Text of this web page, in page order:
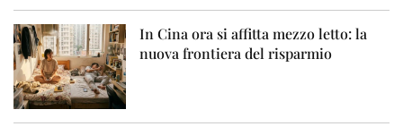
In Cina ora si affitta mezzo letto: la
nuova frontiera del risparmio